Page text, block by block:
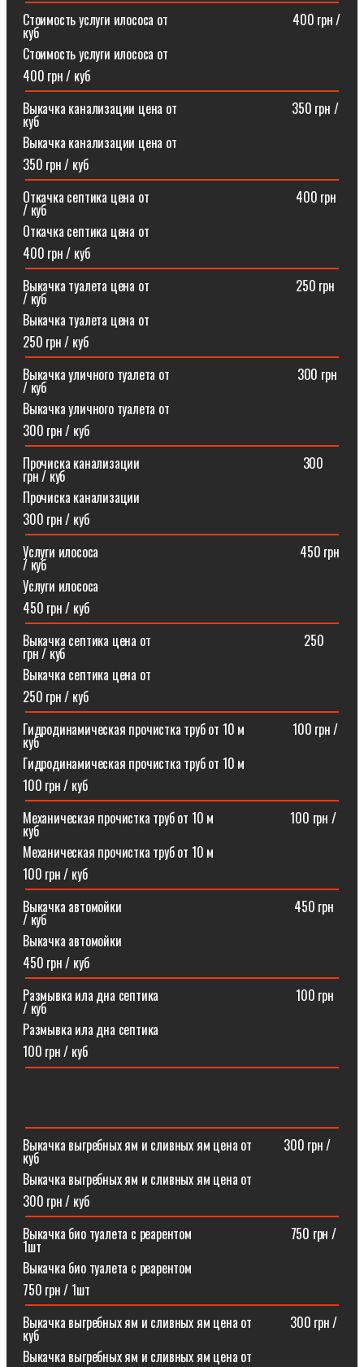
Стоимость услуги илососа от⠀⠀⠀⠀⠀⠀⠀⠀⠀⠀⠀⠀⠀400 грн /
куб
Стоимость услуги илососа от
400 грн / куб
Выкачка канализации цена от⠀⠀⠀⠀⠀⠀⠀⠀⠀⠀⠀⠀350 грн /
куб
Выкачка канализации цена от
350 грн / куб
Откачка септика цена от ⠀⠀⠀⠀⠀⠀⠀⠀⠀⠀⠀⠀⠀⠀⠀400 грн
/ куб
Откачка септика цена от
400 грн / куб
Выкачка туалета цена от ⠀⠀⠀⠀⠀⠀⠀⠀⠀⠀⠀⠀⠀⠀⠀250 грн
/ куб
Выкачка туалета цена от
250 грн / куб
Выкачка уличного туалета от ⠀⠀⠀⠀⠀⠀⠀⠀⠀⠀⠀⠀⠀300 грн
/ куб
Выкачка уличного туалета от
300 грн / куб
Прочиска канализации⠀⠀⠀⠀⠀⠀⠀⠀⠀⠀⠀⠀⠀⠀⠀⠀⠀300
грн / куб
Прочиска канализации
300 грн / куб
Услуги илососа⠀⠀⠀⠀⠀⠀⠀⠀⠀⠀⠀⠀⠀⠀⠀⠀⠀⠀⠀⠀⠀450 грн
/ куб
Услуги илососа
450 грн / куб
Выкачка септика цена от⠀⠀⠀⠀⠀⠀⠀⠀⠀⠀⠀⠀⠀⠀⠀⠀250
грн / куб
Выкачка септика цена от
250 грн / куб
Гидродинамическая прочистка труб от 10 м⠀⠀⠀⠀⠀100 грн /
куб
Гидродинамическая прочистка труб от 10 м
100 грн / куб
Механическая прочистка труб от 10 м⠀⠀⠀⠀⠀⠀⠀⠀100 грн /
куб
Механическая прочистка труб от 10 м
100 грн / куб
Выкачка автомойки⠀⠀⠀⠀⠀⠀⠀⠀⠀⠀⠀⠀⠀⠀⠀⠀⠀⠀450 грн
/ куб
Выкачка автомойки
450 грн / куб
Размывка ила дна септика ⠀⠀⠀⠀⠀⠀⠀⠀⠀⠀⠀⠀⠀⠀100 грн
/ куб
Размывка ила дна септика
100 грн / куб
Выкачка выгребных ям и сливных ям цена от ⠀⠀⠀300 грн /
куб
Выкачка выгребных ям и сливных ям цена от
300 грн / куб
Выкачка био туалета с реарентом ⠀⠀⠀⠀⠀⠀⠀⠀⠀⠀750 грн /
1шт
Выкачка био туалета с реарентом
750 грн / 1шт
Выкачка выгребных ям и сливных ям цена от⠀⠀⠀⠀300 грн /
куб
Выкачка выгребных ям и сливных ям цена от